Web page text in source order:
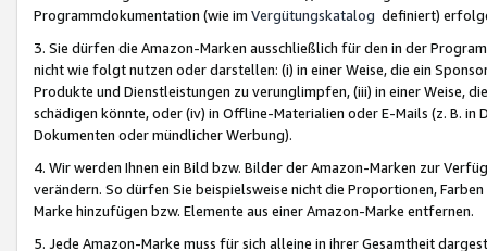
Programmdokumentation (wie im Vergütungskatalog definiert)
3. Sie dürfen die Amazon-Marken ausschließlich für den in der
nicht wie folgt nutzen oder darstellen: (i) in einer Weise, die ein
Produkte und Dienstleistungen zu verunglimpfen, (iii) in einer Weise,
schädigen könnte, oder (iv) in Offline-Materialien oder E-Mails (z. B. in
Dokumenten oder mündlicher Werbung).
4. Wir werden Ihnen ein Bild bzw. Bilder der Amazon-Marken zur
verändern. So dürfen Sie beispielsweise nicht die Proportionen,
Marke hinzufügen bzw. Elemente aus einer Amazon-Marke entfernen.
5. Jede Amazon-Marke muss für sich alleine in ihrer Gesamtheit